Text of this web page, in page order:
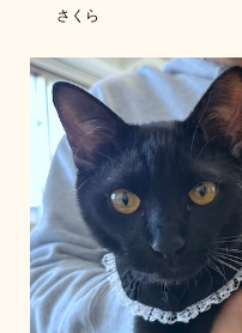
さくら